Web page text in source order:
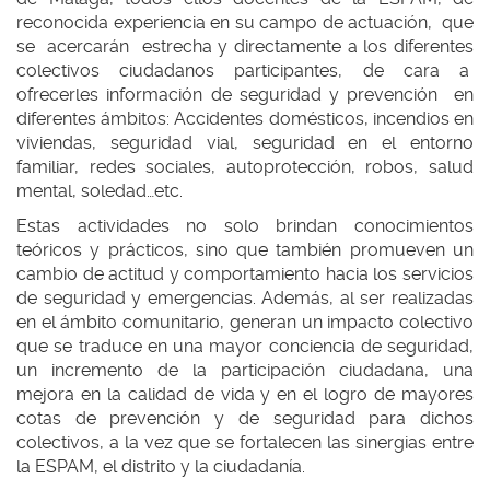
reconocida experiencia en su campo de actuación, que
se acercarán estrecha y directamente a los diferentes
colectivos ciudadanos participantes, de cara a
ofrecerles información de seguridad y prevención en
diferentes ámbitos: Accidentes domésticos, incendios en
viviendas, seguridad vial, seguridad en el entorno
familiar, redes sociales, autoprotección, robos, salud
mental, soledad…etc.
Estas actividades no solo brindan conocimientos
teóricos y prácticos, sino que también promueven un
cambio de actitud y comportamiento hacia los servicios
de seguridad y emergencias. Además, al ser realizadas
en el ámbito comunitario, generan un impacto colectivo
que se traduce en una mayor conciencia de seguridad,
un incremento de la participación ciudadana, una
mejora en la calidad de vida y en el logro de mayores
cotas de prevención y de seguridad para dichos
colectivos, a la vez que se fortalecen las sinergias entre
la ESPAM, el distrito y la ciudadanía.